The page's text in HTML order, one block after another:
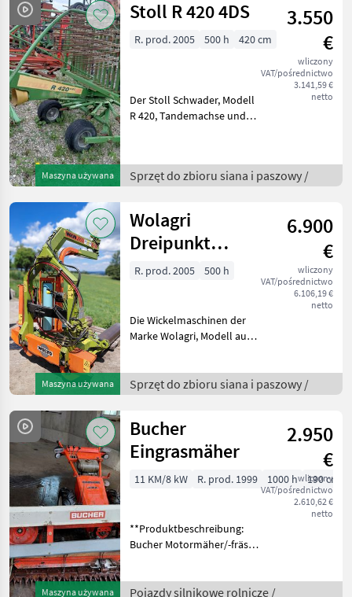
Maszyna używana
Stoll R 420 4DS
3.550
€
wliczony
VAT/pośrednictwo
3.141,59 €
netto
R. prod. 2005 500 h 420 cm
Der Stoll Schwader, Modell
R 420, Tandemachse und
leistungsstarkes
landwirtschaftliches Gerät,
Schwad
Sprzęt do zbioru siana i paszowy /
Maszyna używana
Wolagri
Dreipunkt
Wickler
6.900
€
wliczony
VAT/pośrednictwo
6.106,19 €
netto
R. prod. 2005 500 h
Die Wickelmaschinen der
Marke Wolagri, Modell aus
Qualität und
Zuverlässigkeit aus. Mit
Betriebsstunden
Sprzęt do zbioru siana i paszowy /
Maszyna używana
Bucher
Eingrasmäher
2.950
€
wliczony
VAT/pośrednictwo
2.610,62 €
netto
11 KM/8 kW R. prod. 1999 1000 h 190 cm
**Produktbeschreibung:
Bucher Motormäher/-fräse
Bucher Motormäher,
Pojazdy silnikowe rolnicze /